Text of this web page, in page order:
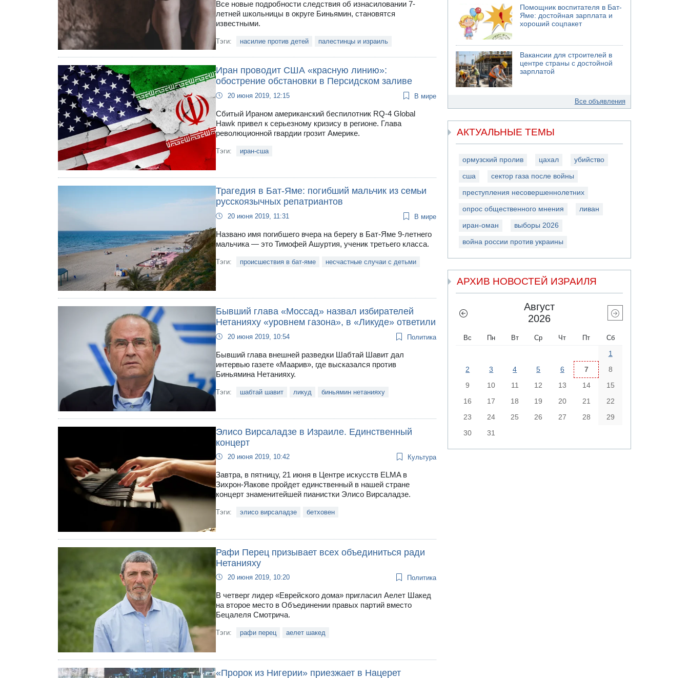
Все новые подробности следствия об изнасиловании 7-
летней школьницы в округе Биньямин, становятся
известными.
Тэги: насилие против детей палестинцы и израиль
Иран проводит США «красную линию»:
обострение обстановки в Персидском заливе
20 июня 2019, 12:15 В мире
Сбитый Ираном американский беспилотник RQ-4 Global
Hawk привел к серьезному кризису в регионе. Глава
революционной гвардии грозит Америке.
Тэги: иран-сша
Трагедия в Бат-Яме: погибший мальчик из семьи
русскоязычных репатриантов
20 июня 2019, 11:31 В мире
Названо имя погибшего вчера на берегу в Бат-Яме 9-летнего
мальчика — это Тимофей Ашуртия, ученик третьего класса.
Тэги: происшествия в бат-яме несчастные случаи с детьми
Бывший глава «Моссад» назвал избирателей
Нетанияху «уровнем газона», в «Ликуде» ответили
20 июня 2019, 10:54 Политика
Бывший глава внешней разведки Шабтай Шавит дал
интервью газете «Маарив», где высказался против
Биньямина Нетанияху.
Тэги: шабтай шавит ликуд биньямин нетанияху
Элисо Вирсаладзе в Израиле. Единственный
концерт
20 июня 2019, 10:42 Культура
Завтра, в пятницу, 21 июня в Центре искусств ELMA в
Зихрон-Яакове пройдет единственный в нашей стране
концерт знаменитейшей пианистки Элисо Вирсаладзе.
Тэги: элисо вирсаладзе бетховен
Рафи Перец призывает всех объединиться ради
Нетанияху
20 июня 2019, 10:20 Политика
В четверг лидер «Еврейского дома» пригласил Аелет Шакед
на второе место в Объединении правых партий вместо
Бецалеля Смотрича.
Тэги: рафи перец аелет шакед
«Пророк из Нигерии» приезжает в Нацерет
Помощник воспитателя в Бат-
Яме: достойная зарплата и
хороший соцпакет
Вакансии для строителей в
центре страны с достойной
зарплатой
Все объявления
АКТУАЛЬНЫЕ ТЕМЫ
ормузский пролив цахал убийство
сша сектор газа после войны
преступления несовершеннолетних
опрос общественного мнения ливан
иран-оман выборы 2026
война россии против украины
АРХИВ НОВОСТЕЙ ИЗРАИЛЯ
Август
2026
Вс Пн Вт Ср Чт Пт Сб
1
2
3 4 5 6 7
8
9
10 11 12 13 14
15
16
17 18 19 20 21
22
23
24 25 26 27 28
29
30
31